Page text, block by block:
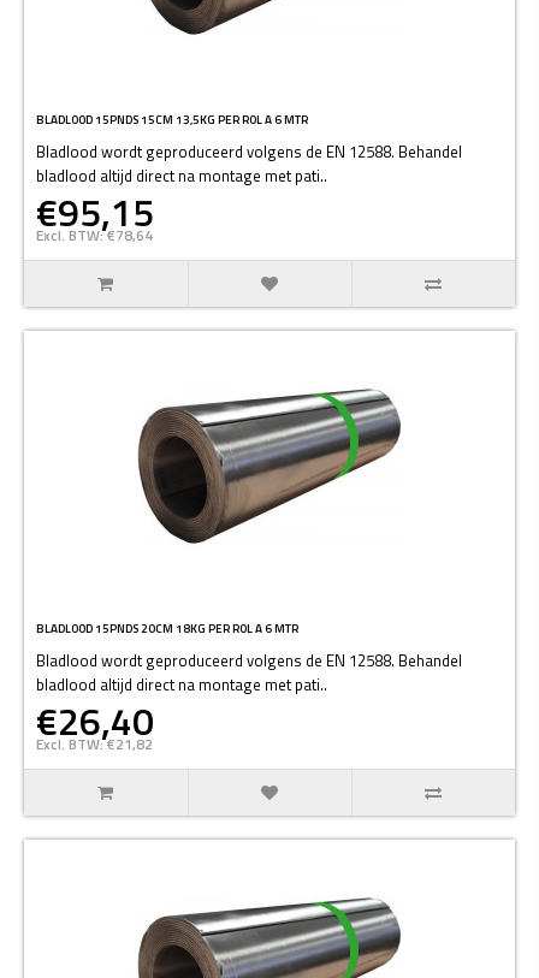
BLADLOOD 15PNDS 15CM 13,5KG PER ROL A 6 MTR
Bladlood wordt geproduceerd volgens de EN 12588. Behandel
bladlood altijd direct na montage met pati..
€95,15
Excl. BTW: €78,64
BLADLOOD 15PNDS 20CM 18KG PER ROL A 6 MTR
Bladlood wordt geproduceerd volgens de EN 12588. Behandel
bladlood altijd direct na montage met pati..
€26,40
Excl. BTW: €21,82